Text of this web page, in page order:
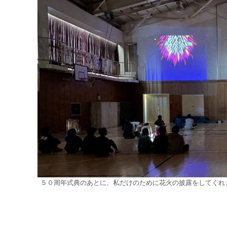
５０周年式典のあとに、私だけのために花火の披露をしてくれ